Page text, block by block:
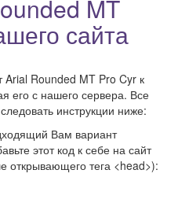
MT
сайта
Rounded MT Pro Cyr к
его с нашего сервера. Все
инструкции ниже:
Вам вариант
этот код к себе на сайт
открывающего тега <head>):